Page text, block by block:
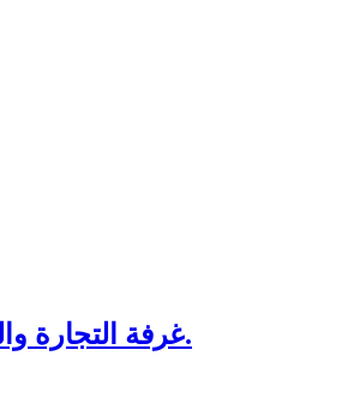
غرفة التجارة والصناعة والخدمات لجهة الرباط-سلا-القنيطرة تنظم دورات تكوينية لفائدة منتسبيها ابتداء من شهر شتنبر 2026.